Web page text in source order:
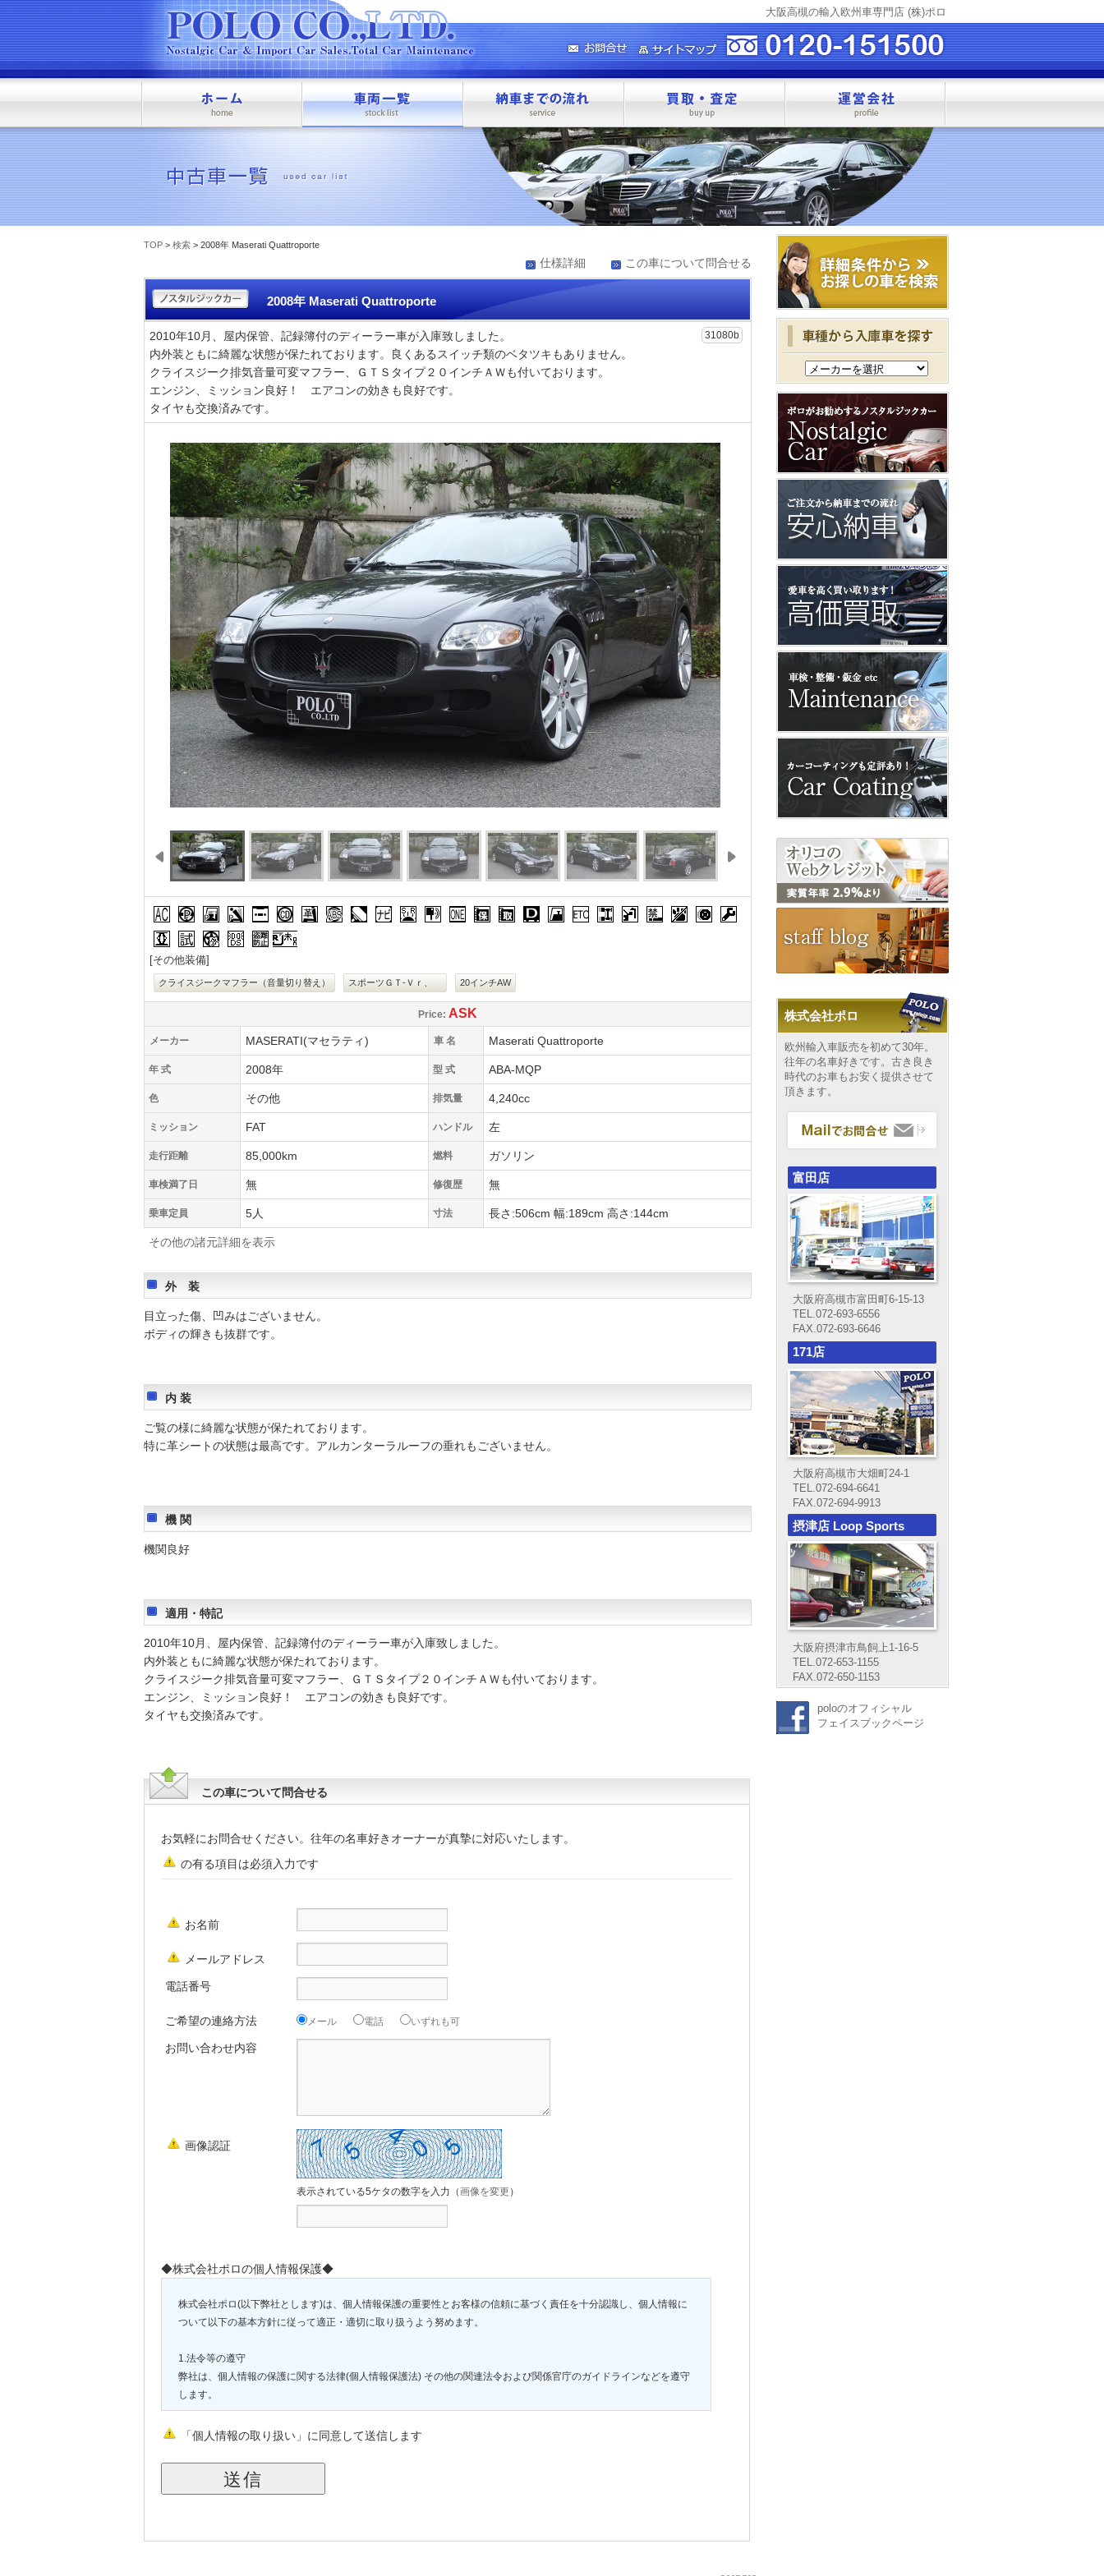
大阪高槻の輸入欧州車専門店 (株)ポロ
TOP> 検索> 2008年 Maserati Quattroporte
仕様詳細 この車について問合せる
2008年 Maserati Quattroporte
31080b
2010年10月、屋内保管、記録簿付のディーラー車が入庫致しました。
内外装ともに綺麗な状態が保たれております。良くあるスイッチ類のベタツキもありません。
クライスジーク排気音量可変マフラー、ＧＴＳタイプ２０インチＡＷも付いております。
エンジン、ミッション良好！ エアコンの効きも良好です。
タイヤも交換済みです。
エアコン/クーラー
パワーステアリング
パワーウィンドウ
パワーシート
カセット/ステレオ
CD(CDチェンジャー)
革シート
ABS エアバッグ
ナビ サンルーフキーレス新車時保証書
取扱説明書整備手帳/記録簿
ディーラー車
集中ドアロック
ETC 横滑り防止装置
電動格納ミラー
禁煙車ペット同乗歴なし
スペアタイヤ
車載工具
ジャッキ試乗可能外品アルミディスチャージヘッドランプ
盗難防止装置
リサイクル未預託・別途
[その他装備]
クライスジークマフラー（音量切り替え） スポーツＧＴ‐Ｖｒ、 20インチAW
Price: ASK
メーカー MASERATI(マセラティ) 車 名 Maserati Quattroporte
年 式 2008年 型 式 ABA-MQP
色 その他 排気量 4,240cc
ミッション FAT ハンドル 左
走行距離 85,000km 燃料 ガソリン
車検満了日 無 修復歴 無
乗車定員 5人 寸法 長さ:506cm 幅:189cm 高さ:144cm
その他の諸元詳細を表示
外 装
目立った傷、凹みはございません。
ボディの輝きも抜群です。
内 装
ご覧の様に綺麗な状態が保たれております。
特に革シートの状態は最高です。アルカンターラルーフの垂れもございません。
機 関
機関良好
適用・特記
2010年10月、屋内保管、記録簿付のディーラー車が入庫致しました。
内外装ともに綺麗な状態が保たれております。
クライスジーク排気音量可変マフラー、ＧＴＳタイプ２０インチＡＷも付いております。
エンジン、ミッション良好！ エアコンの効きも良好です。
タイヤも交換済みです。
この車について問合せる
お気軽にお問合せください。往年の名車好きオーナーが真摯に対応いたします。
の有る項目は必須入力です
お名前
メールアドレス
電話番号
ご希望の連絡方法 メール 電話 いずれも可
お問い合わせ内容
画像認証
表示されている5ケタの数字を入力（画像を変更 ）
◆株式会社ポロの個人情報保護◆
株式会社ポロ(以下弊社とします)は、個人情報保護の重要性とお客様の信頼に基づく責任を十分認識し、個人情報に
ついて以下の基本方針に従って適正・適切に取り扱うよう努めます。
1.法令等の遵守
弊社は、個人情報の保護に関する法律(個人情報保護法) その他の関連法令および関係官庁のガイドラインなどを遵守
します。
2.従業員教育
3.個人情報の利用目的
い限りその他の目的に利用することはありません。
「個人情報の取り扱い」に同意して送信します
株式会社ポロ
欧州輸入車販売を初めて30年。
往年の名車好きです。古き良き
時代のお車もお安く提供させて
頂きます。
富田店
大阪府高槻市富田町6-15-13
TEL.072-693-6556
FAX.072-693-6646
171店
大阪府高槻市大畑町24-1
TEL.072-694-6641
FAX.072-694-9913
摂津店 Loop Sports
大阪府摂津市鳥飼上1-16-5
TEL.072-653-1155
FAX.072-650-1153
poloのオフィシャル
フェイスブックページ